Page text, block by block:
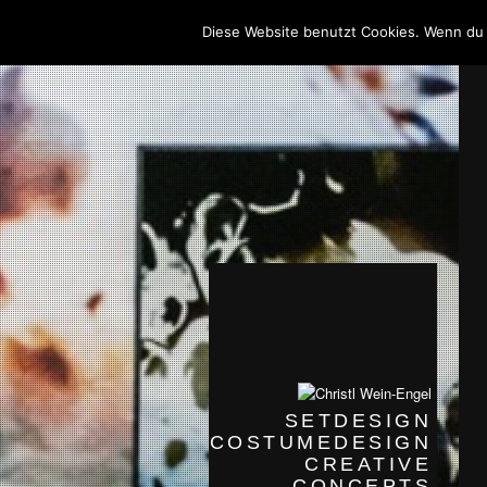
SETDESIGN
COSTUMEDESIGN
CREATIVE
Diese Website benutzt Cookies. Wenn